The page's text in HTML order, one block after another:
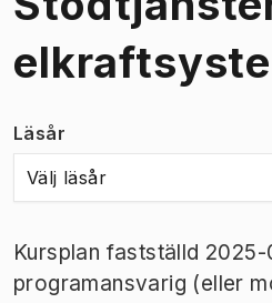
Läsår
Välj läsår
Kursplan fastställd
programansvarig (eller